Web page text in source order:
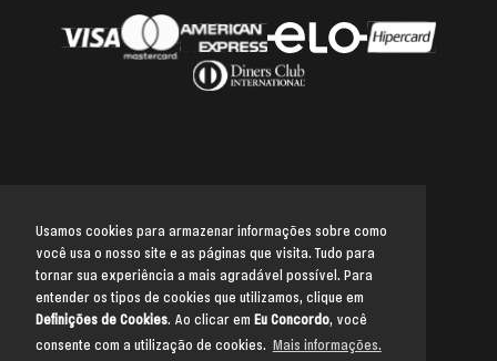
Usamos cookies para armazenar informações sobre como
você usa o nosso site e as páginas que visita. Tudo para
tornar sua experiência a mais agradável possível. Para
entender os tipos de cookies que utilizamos, clique em
Definições de Cookies. Ao clicar em Eu Concordo, você
consente com a utilização de cookies. Mais informações.
Voltar para o topo